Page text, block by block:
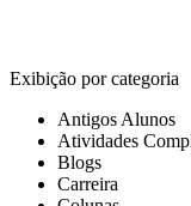
Exibição por categoria
Antigos Alunos
Atividades
Blogs
Carreira